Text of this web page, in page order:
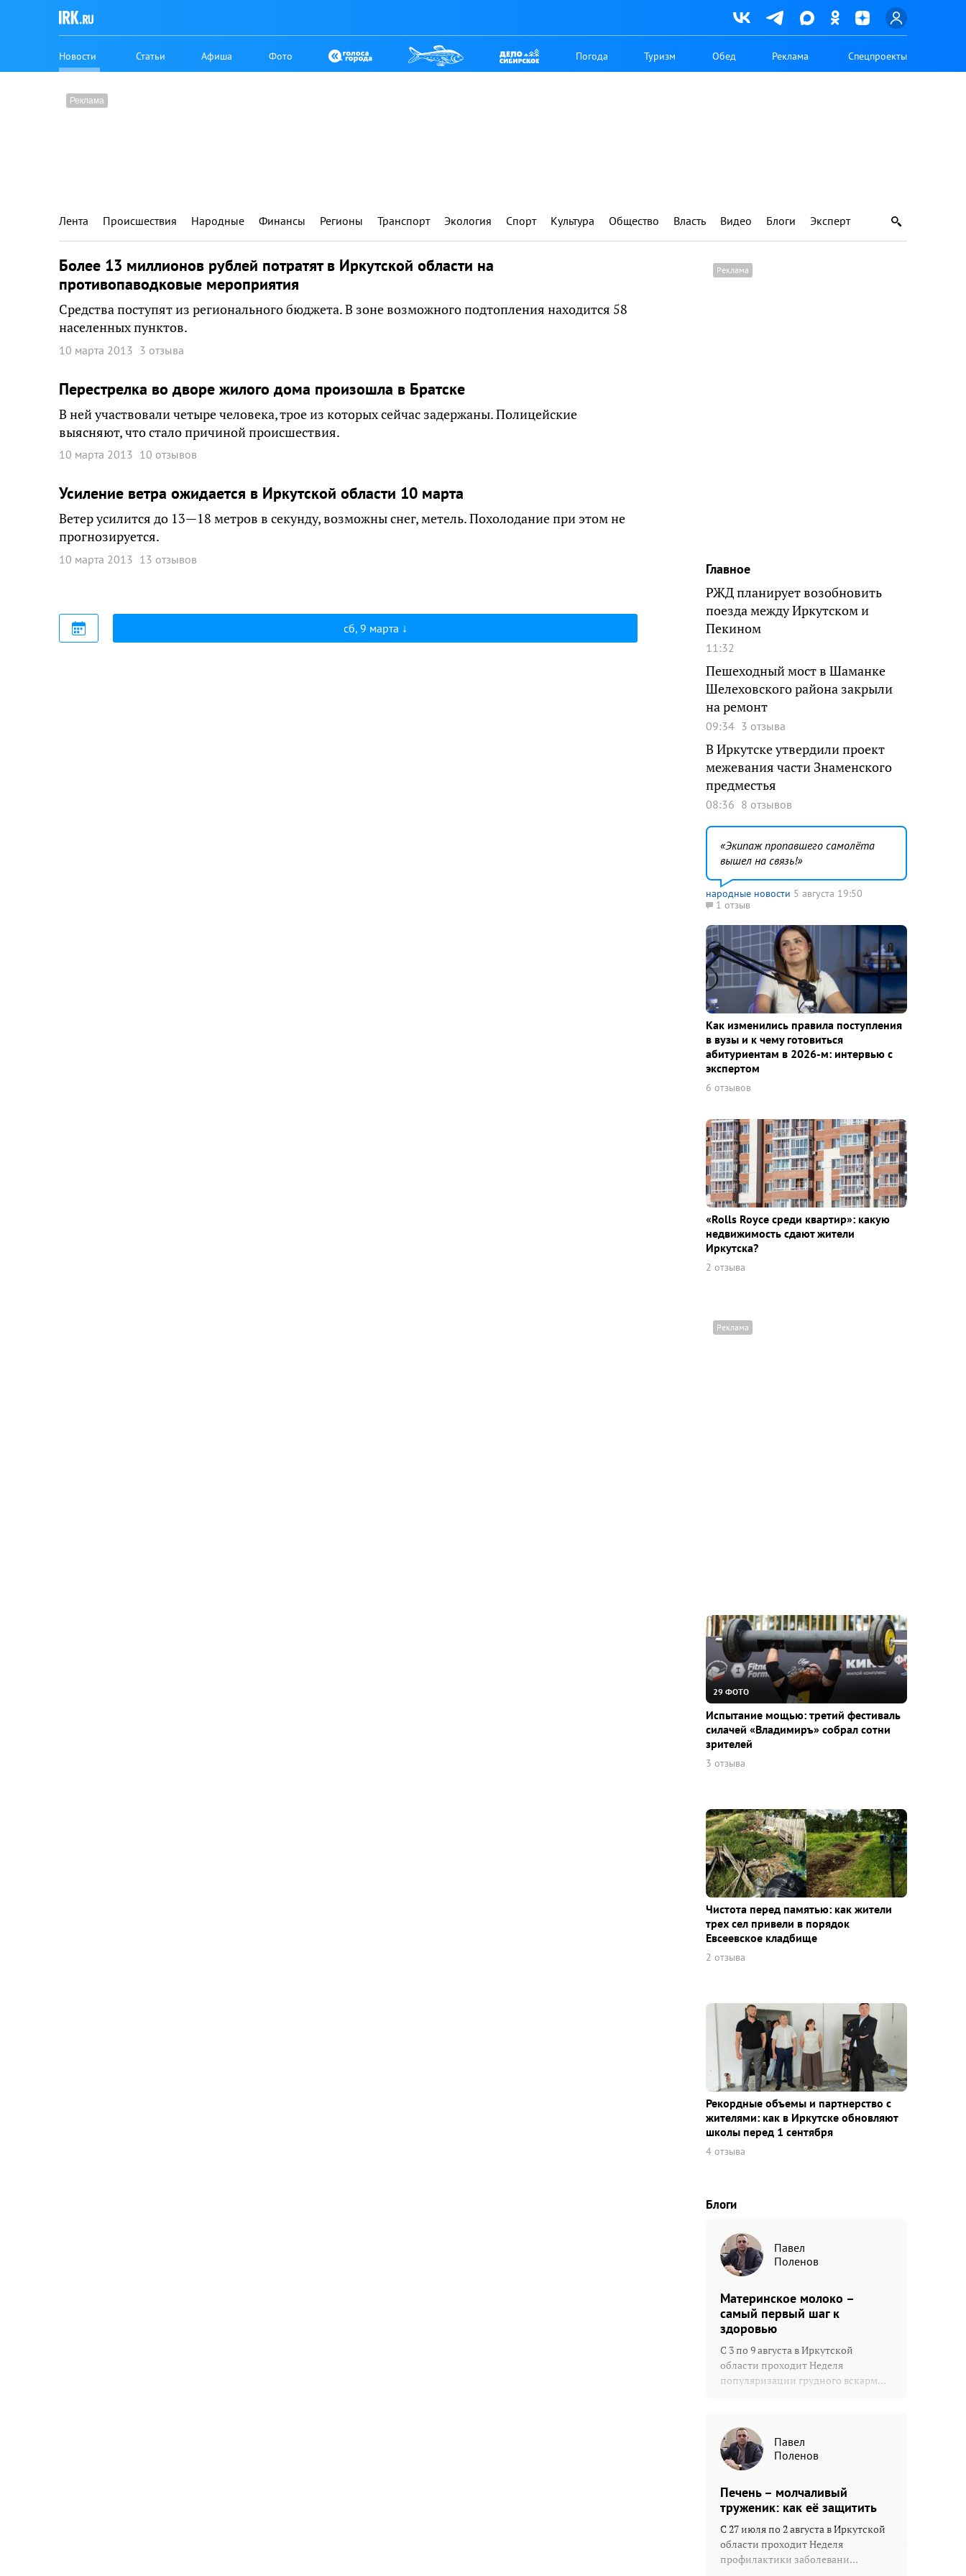
Новости Статьи Афиша Фото Погода Туризм Обед Реклама Спецпроекты
Лента Происшествия Народные Финансы Регионы Транспорт Экология Спорт Культура Общество Власть Видео Блоги Эксперт
Более 13 миллионов рублей потратят в Иркутской области на
противопаводковые мероприятия
Средства поступят из регионального бюджета. В зоне возможного подтопления находится 58
населенных пунктов.
10 марта 2013 3 отзыва
Перестрелка во дворе жилого дома произошла в Братске
В ней участвовали четыре человека, трое из которых сейчас задержаны. Полицейские
выясняют, что стало причиной происшествия.
10 марта 2013 10 отзывов
Усиление ветра ожидается в Иркутской области 10 марта
Ветер усилится до 13—18 метров в секунду, возможны снег, метель. Похолодание при этом не
прогнозируется.
10 марта 2013 13 отзывов
сб, 9 марта
Главное
РЖД планирует возобновить
поезда между Иркутском и
Пекином
11:32
Пешеходный мост в Шаманке
Шелеховского района закрыли
на ремонт
09:34 3 отзыва
В Иркутске утвердили проект
межевания части Знаменского
предместья
08:36 8 отзывов
Экипаж пропавшего самолёта
вышел на связь!
народные новости 5 августа 19:50
1 отзыв
Как изменились правила поступления
в вузы и к чему готовиться
абитуриентам в 2026-м: интервью с
экспертом
6 отзывов
«Rolls Royce среди квaртир»: какую
недвижимость сдают жители
Иркутска?
2 отзыва
29 ФОТО
Испытание мощью: третий фестиваль
силачей «Владимиръ» собрал сотни
зрителей
3 отзыва
Чистота перед памятью: как жители
трех сел привели в порядок
Евсеевское кладбище
2 отзыва
Рекордные объемы и партнерство с
жителями: как в Иркутске обновляют
школы перед 1 сентября
4 отзыва
Блоги
Павел
Поленов
Материнское молоко –
самый первый шаг к
здоровью
С 3 по 9 августа в Иркутской
области проходит Неделя
популяризации грудного вскарм...
Павел
Поленов
Печень – молчаливый
труженик: как её защитить
С 27 июля по 2 августа в Иркутской
области проходит Неделя
профилактики заболевани...